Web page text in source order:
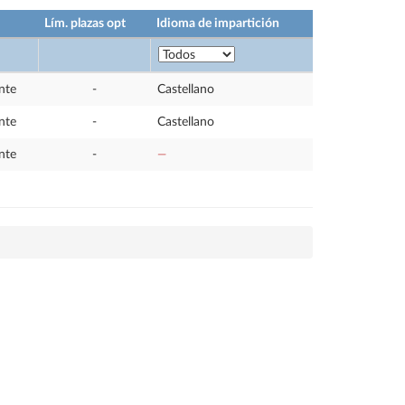
Lím. plazas opt Idioma de impartición
- Castellano
- Castellano
- —